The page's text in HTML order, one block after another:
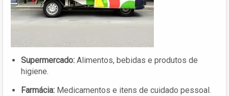
Supermercado: Alimentos, bebidas e produtos de
higiene.
Farmácia: Medicamentos e itens de cuidado pessoal.